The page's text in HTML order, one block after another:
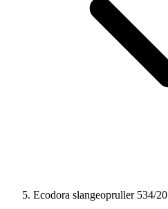
Ecodora slangeopruller 534/20